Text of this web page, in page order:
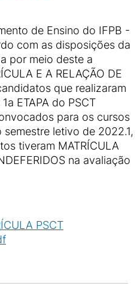
de Ensino do IFPB -
com as disposições da
por meio deste a
E A RELAÇÃO DE
que realizaram
ETAPA do PSCT
para os cursos
letivo de 2022.1,
tiveram MATRÍCULA
na avaliação
PSCT